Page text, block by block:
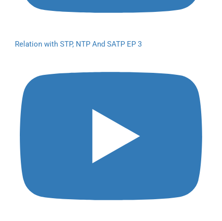
Relation with STP, NTP And SATP EP 3